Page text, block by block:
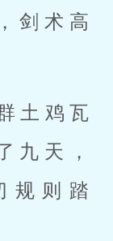
剑术高
土鸡瓦
九天，
规则踏